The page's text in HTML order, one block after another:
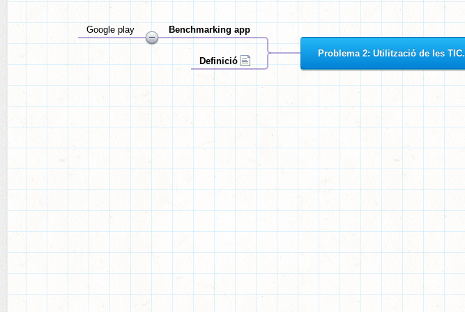
Problema 2: Utilització de les TIC.
Benchmarking app
Google play
Definició